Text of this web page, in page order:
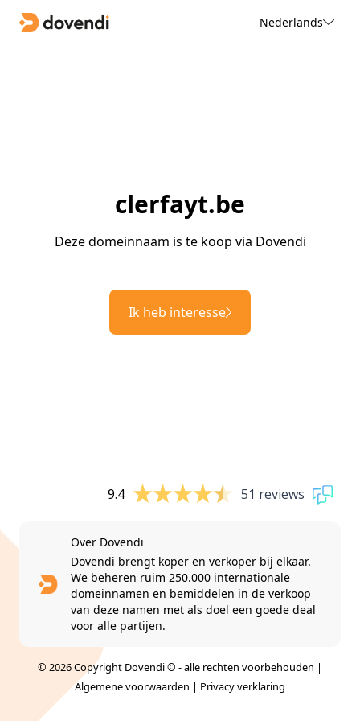
Nederlands
clerfayt.be
Deze domeinnaam is te koop via Dovendi
Ik heb interesse
9.4 51 reviews
Over Dovendi
Dovendi brengt koper en verkoper bij elkaar.
We beheren ruim 250.000 internationale
domeinnamen en bemiddelen in de verkoop
van deze namen met als doel een goede deal
voor alle partijen.
© 2026 Copyright Dovendi © - alle rechten voorbehouden |
Algemene voorwaarden | Privacy verklaring